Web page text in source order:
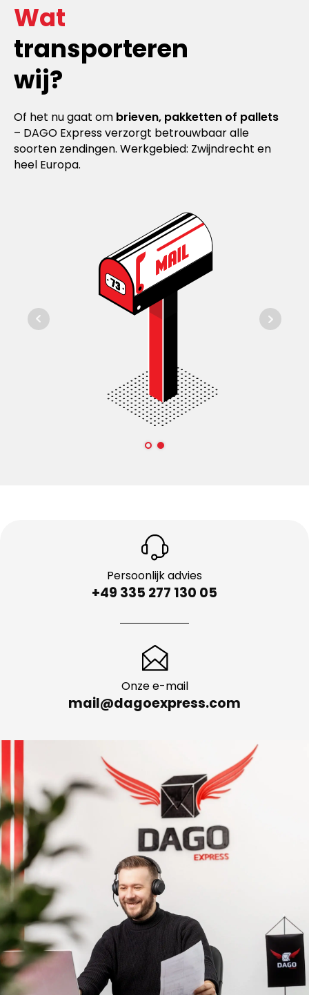
Wat
transporteren
wij?
Of het nu gaat om brieven, pakketten of pallets
– DAGO Express verzorgt betrouwbaar alle
soorten zendingen. Werkgebied: Zwijndrecht en
heel Europa.
Persoonlijk advies
+49 335 277 130 05
Onze e-mail
mail@dagoexpress.com